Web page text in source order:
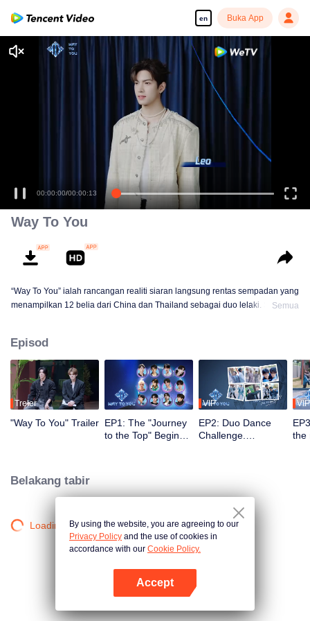
en Buka App
00:00:00/00:00:13
Way To You
“Way To You” ialah rancangan realiti siaran langsung rentas sempadan yang
menampilkan 12 belia dari China dan Thailand sebagai duo lelaki. Selama
yang paling popular dengan kimia terkuat akan membuat debut di pentas
global.
Semua
Episod
Treler
"Way To You" Trailer EP1: The "Journey
to the Top" Begins -
VIP
EP2: Duo Dance
Challenge.
VIP
the
Belakang tabir
Loading…By using the website, you are agreeing to our
Privacy Policy and the use of cookies in
accordance with our Cookie Policy.
Accept